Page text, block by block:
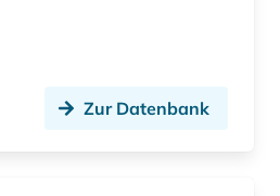
Zur Datenbank